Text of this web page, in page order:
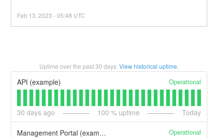
Feb 13 ,2023 -05:48 UTC
Uptime over the past30 days. View historical uptime.
API (example) Operational
30 days ago 100 % uptime Today
Management Portal (example) Operational